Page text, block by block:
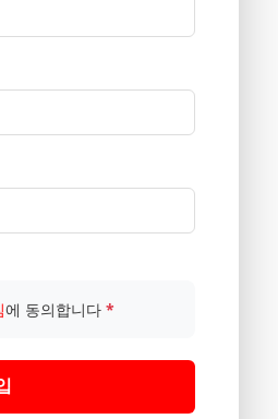
에 동의합니다 *